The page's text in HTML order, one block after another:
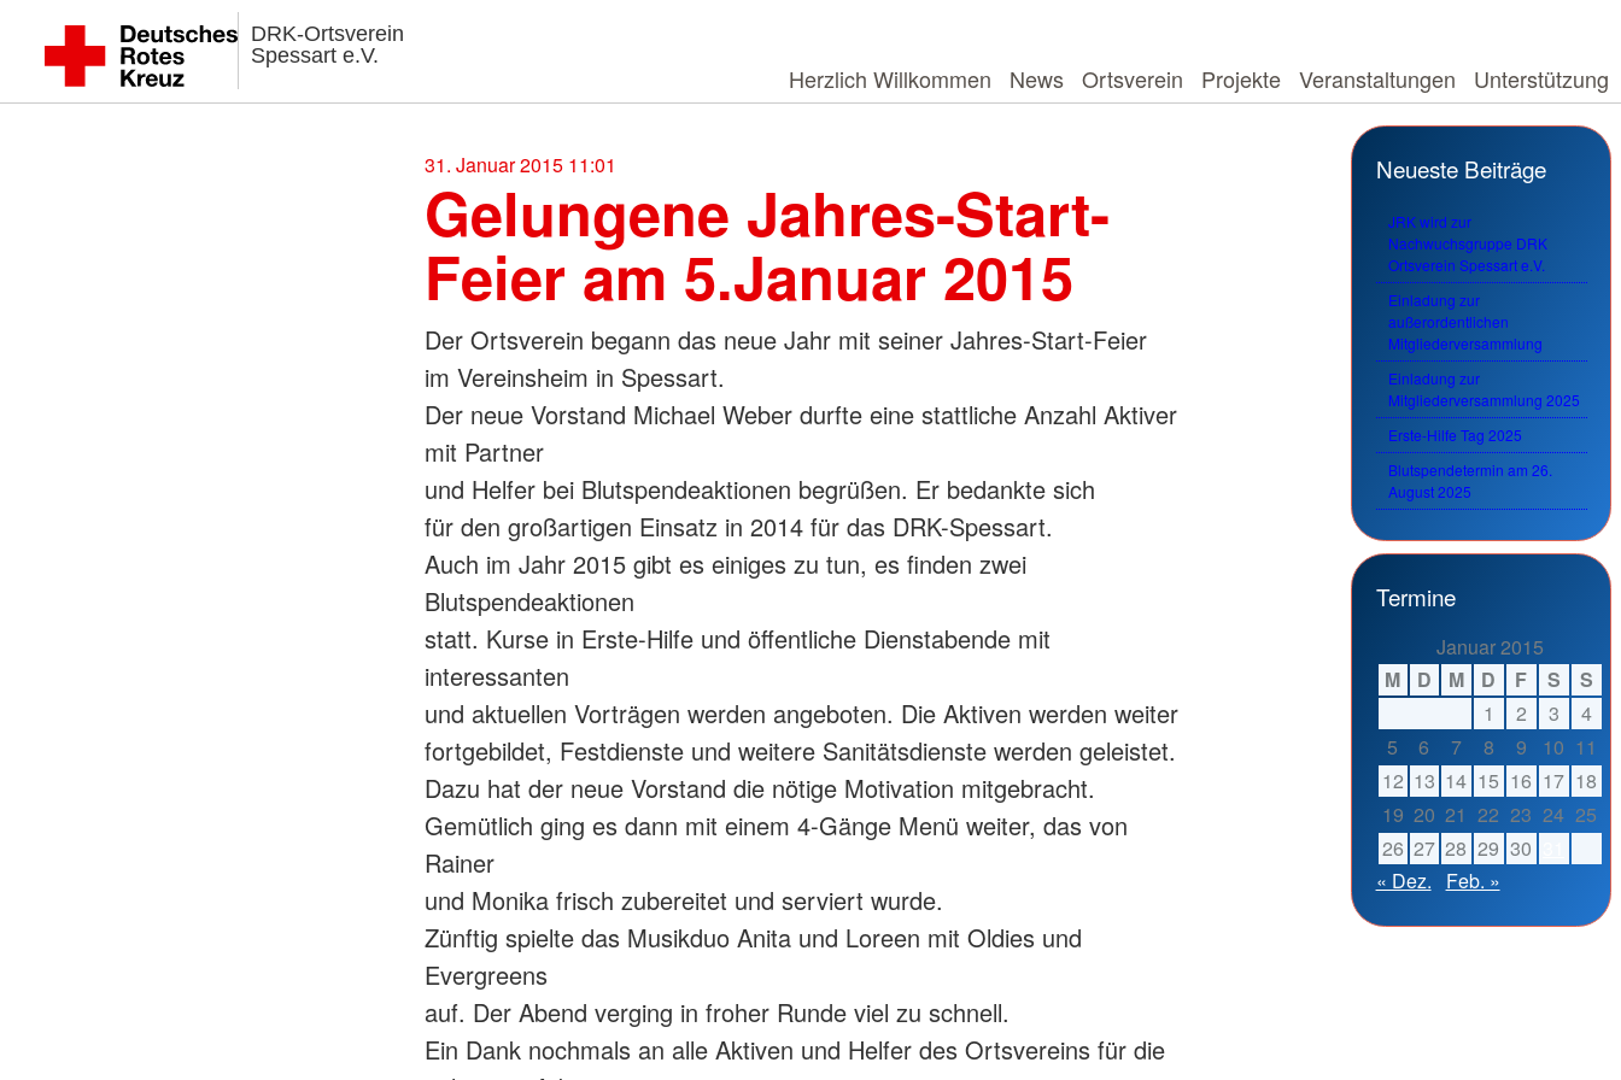
DRK-Ortsverein
Spessart e.V.
Herzlich Willkommen News Ortsverein Projekte Veranstaltungen Unterstützung
Neueste Beiträge
JRK wird zur
Nachwuchsgruppe DRK
Ortsverein Spessart e.V.
Einladung zur
außerordentlichen
Mitgliederversammlung
Einladung zur
Mitgliederversammlung 2025
Erste-Hilfe Tag 2025
Blutspendetermin am 26.
August 2025
Termine
Januar 2015
M
D M D F S
S
1
2 3
4
5
6 7 8 9 10 11
12 13 14 15 16 17 18
19 20 21 22 23 24 25
26 27 28 29 30
« Dez.
Feb. »
31. Januar 2015 11:01
Gelungene Jahres-Start-
Feier am 5.Januar 2015
Der Ortsverein begann das neue Jahr mit seiner Jahres-Start-Feier
im Vereinsheim in Spessart.
Der neue Vorstand Michael Weber durfte eine stattliche Anzahl Aktiver
mit Partner
und Helfer bei Blutspendeaktionen begrüßen. Er bedankte sich
für den großartigen Einsatz in 2014 für das DRK-Spessart.
Auch im Jahr 2015 gibt es einiges zu tun, es finden zwei
Blutspendeaktionen
statt. Kurse in Erste-Hilfe und öffentliche Dienstabende mit
interessanten
und aktuellen Vorträgen werden angeboten. Die Aktiven werden weiter
fortgebildet, Festdienste und weitere Sanitätsdienste werden geleistet.
Dazu hat der neue Vorstand die nötige Motivation mitgebracht.
Gemütlich ging es dann mit einem 4-Gänge Menü weiter, das von
Rainer
und Monika frisch zubereitet und serviert wurde.
Zünftig spielte das Musikduo Anita und Loreen mit Oldies und
Evergreens
auf. Der Abend verging in froher Runde viel zu schnell.
Ein Dank nochmals an alle Aktiven und Helfer des Ortsvereins für die